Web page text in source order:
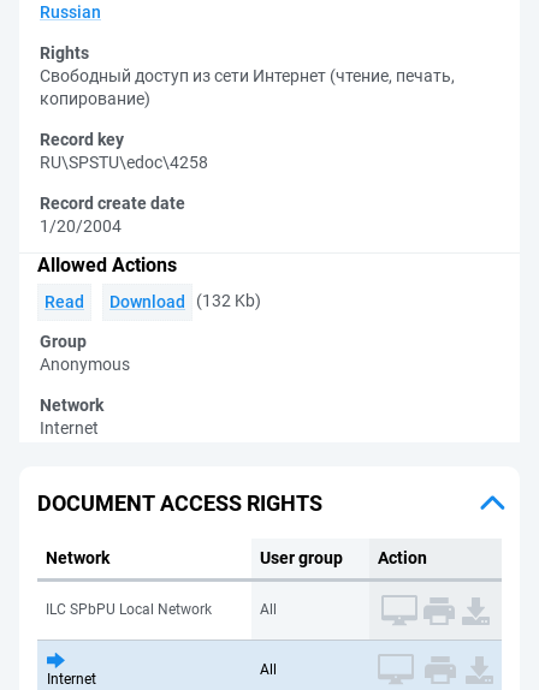
Russian
Rights
Свободный доступ из сети Интернет (чтение, печать,
копирование)
Record key
RU\SPSTU\edoc\4258
Record create date
1/20/2004
Allowed Actions
Read Download (132 Kb)
Group
Anonymous
Network
Internet
DOCUMENT ACCESS RIGHTS
Network User group Action
ILC SPbPU Local Network All
Internet
All